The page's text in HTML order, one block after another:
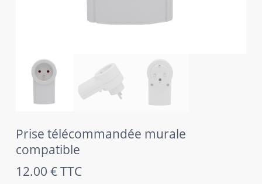
Prise télécommandée murale
compatible
12.00 €TTC